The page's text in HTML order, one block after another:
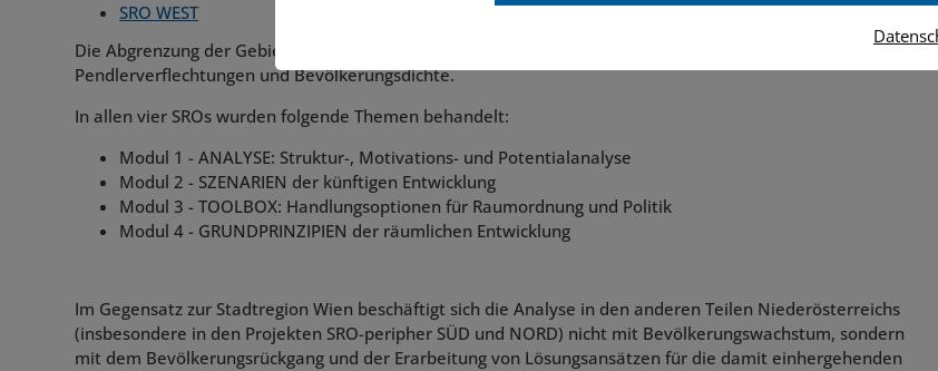
SRO WEST
Die Abgrenzung der Gebiete erfolgt unter anderem anhand von Wanderungsbilanz, Erreichbarkeiten,
Pendlerverflechtungen und Bevölkerungsdichte.
In allen vier SROs wurden folgende Themen behandelt:
Modul 1 - ANALYSE: Struktur-, Motivations- und Potentialanalyse
Modul 2 - SZENARIEN der künftigen Entwicklung
Modul 3 - TOOLBOX: Handlungsoptionen für Raumordnung und Politik
Modul 4 - GRUNDPRINZIPIEN der räumlichen Entwicklung
Im Gegensatz zur Stadtregion Wien beschäftigt sich die Analyse in den anderen Teilen Niederösterreichs
(insbesondere in den Projekten SRO-peripher SÜD und NORD) nicht mit Bevölkerungswachstum, sondern
mit dem Bevölkerungsrückgang und der Erarbeitung von Lösungsansätzen für die damit einhergehenden